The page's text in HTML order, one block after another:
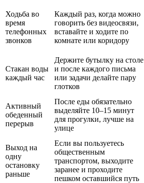
Ходьба во
время
телефонных
звонков
Каждый раз, когда можно
говорить без видеосвязи,
вставайте и ходите по
комнате или коридору
Стакан воды
каждый час
Держите бутылку на столе
и после каждого письма
или задачи делайте пару
глотков
Активный
обеденный
перерыв
После еды обязательно
выделяйте 10–15 минут
для прогулки, лучше на
улице
Выход на
одну
остановку
раньше
Если вы пользуетесь
общественным
транспортом, выходите
заранее и проходите
пешком оставшийся путь